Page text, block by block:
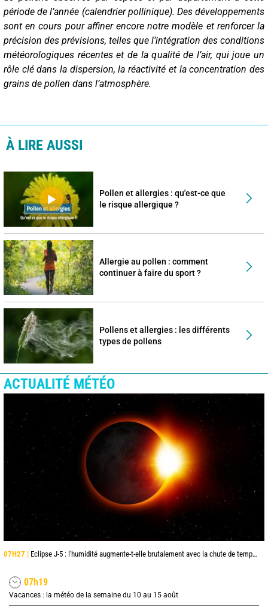
période de l’année (calendrier pollinique). Des développements
sont en cours pour affiner encore notre modèle et renforcer la
précision des prévisions, telles que l’intégration des conditions
météorologiques récentes et de la qualité de l’air, qui joue un
rôle clé dans la dispersion, la réactivité et la concentration des
grains de pollen dans l’atmosphère.
À LIRE AUSSI
Pollen et allergies : qu'est-ce que
le risque allergique ?
Allergie au pollen : comment
continuer à faire du sport ?
Pollens et allergies : les différents
types de pollens
ACTUALITÉ MÉTÉO
07H27 | Eclipse J-5 : l'humidité augmente-t-elle brutalement avec la chute de température pendant l'éclipse du 12 août ?
07h19
Vacances : la météo de la semaine du 10 au 15 août